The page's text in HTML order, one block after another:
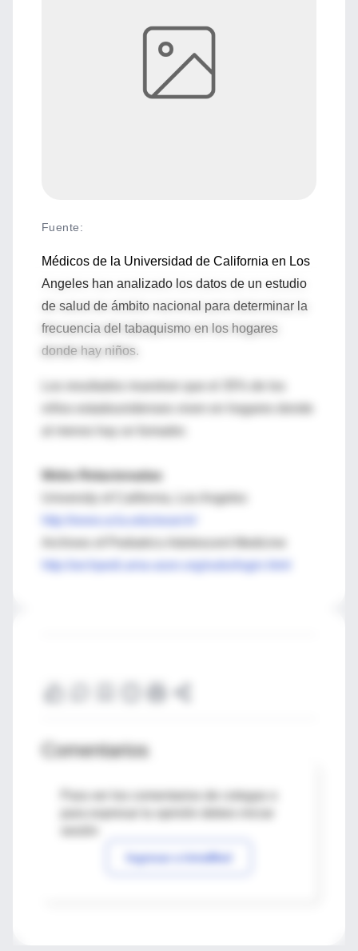
Fuente:
Médicos de la Universidad de California en Los
Angeles han analizado los datos de un estudio
de salud de ámbito nacional para determinar la
frecuencia del tabaquismo en los hogares
donde hay niños.
niños estadounidenses viven en hogares donde
Webs Relacionadas
University of California, Los Angeles
http://archpedi.ama-assn.org/subs/login.html
Comentarios
Para ver los comentarios de colegas o
Ingresar a IntraMed